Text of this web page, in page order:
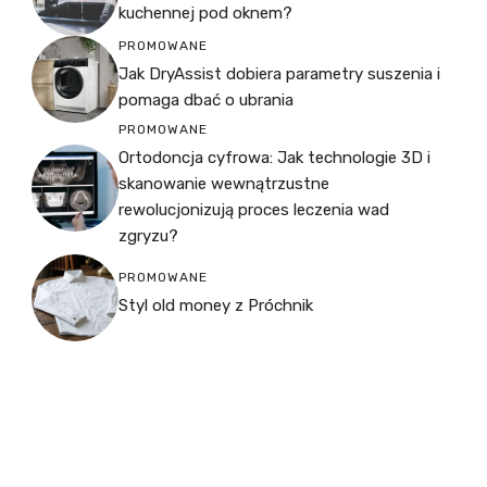
kuchennej pod oknem?
PROMOWANE
Jak DryAssist dobiera parametry suszenia i
pomaga dbać o ubrania
PROMOWANE
Ortodoncja cyfrowa: Jak technologie 3D i
skanowanie wewnątrzustne
rewolucjonizują proces leczenia wad
zgryzu?
PROMOWANE
Styl old money z Próchnik